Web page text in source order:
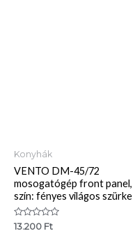
Konyhák
VENTO DM-45/72
mosogatógép front panel,
szín: fényes világos szürke
Értékelés:
0
13.200 Ft